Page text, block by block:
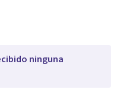
ninguna